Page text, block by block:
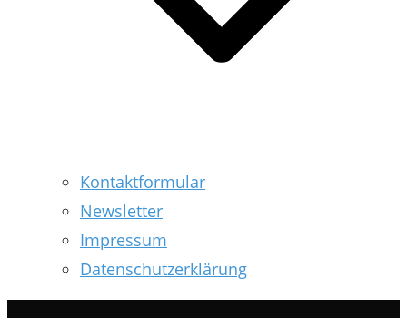
Kontaktformular
Newsletter
Impressum
Datenschutzerklärung